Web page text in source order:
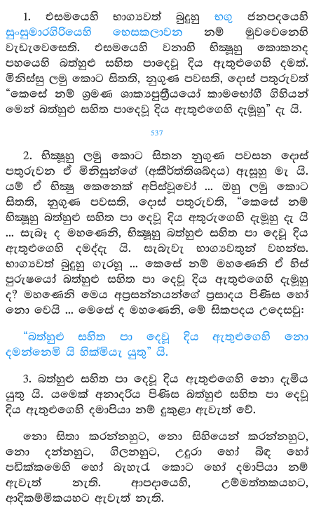
1. එසමයෙහි භාග්‍යවත් බුදුහුභගු ජනපදයෙහි
සුංසුමාරගිරියෙහි
භෙසකලාවන නම් මුවවෙනෙහි
වැඩැවෙසෙති. එසමයෙහි වනාහි භික්‍ෂූහු කොකනද
පහයෙහි බත්හුළු සහිත පාදෙවූ දිය ඇතුළුගෙහි දමත්.
මිනිස්සු ලමු කොට සිතති, නුගුණ පවසති, දොස් පතුරුවත්
“කෙසේ නම් ශ්‍රමණ ශාක්‍යපුත්‍රීයයෝ කාමභෝගී ගිහියන්
මෙන් බත්හුළු සහිත පාදෙවූ දිය ඇතුළුගෙහි දැමූහු” දැ යි.
537
2. භික්‍ෂූහු ලමු කොට සිතන නුගුණ පවසන දොස්
පතුරුවන ඒ මිනිසුන්ගේ (අකීර්ත්තිශබ්දය) ඇසූහු මැ යි.
යම් ඒ භික්‍ෂු කෙනෙක් අපිස්වූවෝ ... ඔහු ලමු කොට
සිතති, නුගුණ පවසති, දොස් පතුරුවති, “කෙසේ නම්
භික්‍ෂූහු බත්හුළු සහිත පා දෙවූ දිය අතුරුගෙහි දැමූහු දැ යි
... සැබෑ ද මහණෙනි, භික්‍ෂූහු බත්හුළු සහිත පා දෙවූ දිය
ඇතුළුගෙහි දමද්දැ යි. සැබැවැ භාග්‍යවතුන් වහන්ස.
භාග්‍යවත් බුදුහු ගැරහූ ... කෙසේ නම් මහණෙනි ඒ හිස්
පුරුෂයෝ බත්හුළු සහිත පා දෙවූ දිය ඇතුළුගෙහි දැමූහු
ද? මහණෙනි මෙය අප්‍රසන්නයන්ගේ ප්‍රසාදය පිණිස හෝ
නො වෙයි ... මෙසේ ද මහණෙනි, මේ සිකපදය උදෙසවු:
“බත්හුළු සහිත පා දෙවූ දිය ඇතුළුගෙහි නො
දමන්නෙමි යි හික්මියැ යුතු” යි.
3. බත්හුළු සහිත පා දෙවූ දිය ඇතුළුගෙහි නො දැමිය
යුතු යි. යමෙක් අනාදරිය පිණිස බත්හුළු සහිත පා දෙවූ
දිය ඇතුළුගෙහි දමාපියා නම් දුකුළා ඇවැත් වේ.
නො සිතා කරන්නහුට, නො සිහියෙන් කරන්නහුට,
නො දන්නහුට, ගිලනහුට, උදුරා හෝ බිඳ හෝ
පඩික්කමෙහි හෝ බැහැරැ කොට හෝ දමාපියා නම්
ඇවැත් නැති. ආපදායෙහි, උම්මත්තකයහට,
ආදිකම්මිකයහට ඇවැත් නැති.